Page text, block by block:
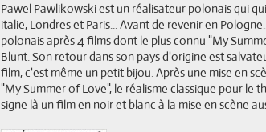
Pawel Pawlikowski est un réalisateur polonais qui
italie, Londres et Paris... Avant de revenir en
polonais après 4 films dont le plus connu "My
Blunt. Son retour dans son pays d'origine est
film, c'est même un petit bijou. Après une mise en
"My Summer of Love", le réalisme classique pour le
signe là un film en noir et blanc à la mise en scène